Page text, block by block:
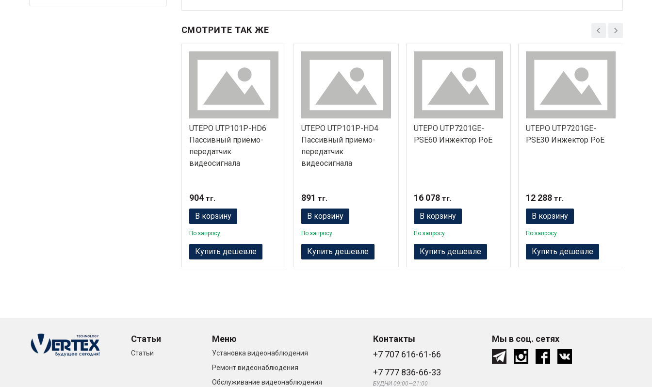
СМОТРИТЕ ТАК ЖЕ
UTEPO UTP101P-HD6
Пассивный приемо-
передатчик
видеосигнала
904тг.
В корзину
По запросу
Купить дешевле
UTEPO UTP101P-HD4
Пассивный приемо-
передатчик
видеосигнала
891 тг.
В корзину
По запросу
Купить дешевле
UTEPO UTP7201GE-
PSE60 Инжектор PoE
16 078тг.
В корзину
По запросу
Купить дешевле
UTEPO UTP7201GE-
PSE30 Инжектор PoE
12 288 тг.
В корзину
По запросу
Купить дешевле
Статьи
Статьи
Меню
Установка видеонаблюдения
Ремонт видеонаблюдения
Обслуживание видеонаблюдения
Контакты
+7 707 616-61-66
+7 777 836-66-33
БУДНИ 09:00—21:00
Мы в соц. сетях